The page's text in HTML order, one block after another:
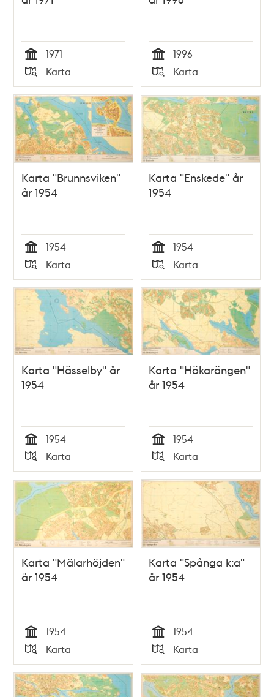
Tid
1971
Typ
Karta Tid
1996
Typ
Karta
Karta "Brunnsviken"
år 1954
Tid
1954
Typ
Karta
Karta "Enskede" år
1954
Tid
1954
Typ
Karta
Karta "Hässelby" år
1954
Tid
1954
Typ
Karta
Karta "Hökarängen"
år 1954
Tid
1954
Typ
Karta
Karta "Mälarhöjden"
år 1954
Tid
1954
Typ
Karta
Karta "Spånga k:a"
år 1954
Tid
1954
Typ
Karta